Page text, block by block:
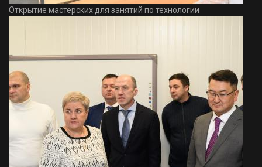
Открытие мастерских для занятий по технологии